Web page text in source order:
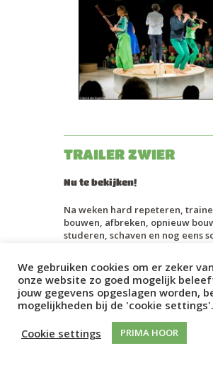
TRAILER ZWIER
Nu te bekijken!
Na weken hard repeteren,
bouwen, afbreken, opnieuw
studeren, schaven en nog eens
gepresenteerd op het Festival 2
Hoog 2015, te Almere. Van deze
voorstellingen heeftTessel
prachtige trailer gemaakt.
filmpje hiernaast en check de
voor meer….
We gebruiken cookies om er zeker
onze website zo goed mogelijk
jouw gegevens opgeslagen worden,
mogelijkheden bij de 'cookie settings'.
Cookie settings
PRIMA HOOR